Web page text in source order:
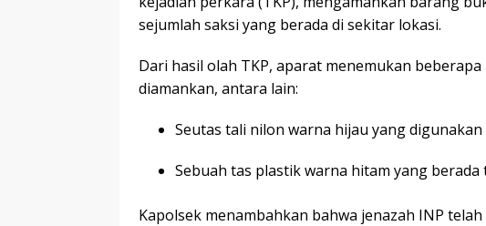
sejumlah saksi yang berada di sekitar lokasi.
Dari hasil olah TKP, aparat menemukan
diamankan, antara lain:
Seutas tali nilon warna hijau yang
Sebuah tas plastik warna hitam yang
Kapolsek menambahkan bahwa jenazah INP